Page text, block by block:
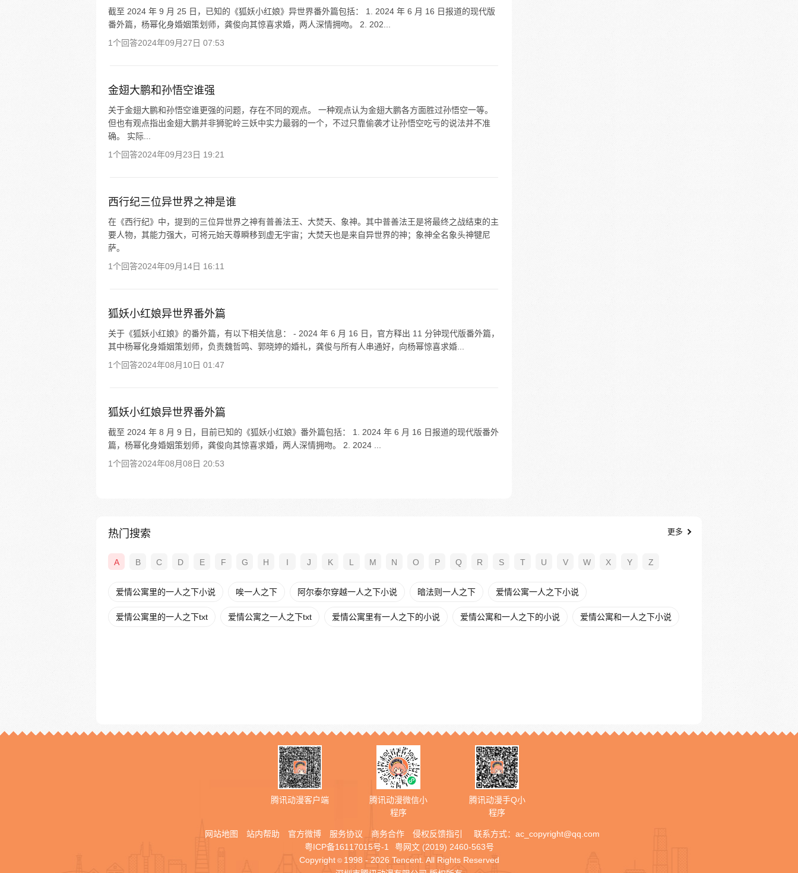
截至 2024 年 9 月 25 日，已知的《狐妖小红娘》异世界番外篇包括： 1. 2024 年 6 月 16 日报道的现代版
番外篇，杨幂化身婚姻策划师，龚俊向其惊喜求婚，两人深情拥吻。 2. 202...
1个回答2024年09月27日 07:53
金翅大鹏和孙悟空谁强
关于金翅大鹏和孙悟空谁更强的问题，存在不同的观点。 一种观点认为金翅大鹏各方面胜过孙悟空一等。
但也有观点指出金翅大鹏并非狮驼岭三妖中实力最弱的一个，不过只靠偷袭才让孙悟空吃亏的说法并不准
确。 实际...
1个回答2024年09月23日 19:21
西行纪三位异世界之神是谁
在《西行纪》中，提到的三位异世界之神有普善法王、大焚天、象神。其中普善法王是将最终之战结束的主
要人物，其能力强大，可将元始天尊瞬移到虚无宇宙；大焚天也是来自异世界的神；象神全名象头神犍尼
萨。
1个回答2024年09月14日 16:11
狐妖小红娘异世界番外篇
关于《狐妖小红娘》的番外篇，有以下相关信息： - 2024 年 6 月 16 日，官方释出 11 分钟现代版番外篇，
其中杨幂化身婚姻策划师，负责魏哲鸣、郭晓婷的婚礼，龚俊与所有人串通好，向杨幂惊喜求婚...
1个回答2024年08月10日 01:47
狐妖小红娘异世界番外篇
截至 2024 年 8 月 9 日，目前已知的《狐妖小红娘》番外篇包括： 1. 2024 年 6 月 16 日报道的现代版番外
篇，杨幂化身婚姻策划师，龚俊向其惊喜求婚，两人深情拥吻。 2. 2024 ...
1个回答2024年08月08日 20:53
热门搜索 更多
A B C D E F G H I J K L M N O P Q R S T U V W X Y Z
爱情公寓里的一人之下小说 唉一人之下 阿尔泰尔穿越一人之下小说 暗法则一人之下 爱情公寓一人之下小说
爱情公寓里的一人之下txt 爱情公寓之一人之下txt 爱情公寓里有一人之下的小说 爱情公寓和一人之下的小说 爱情公寓和一人之下小说
腾讯动漫客户端
腾讯动漫微信小
程序
腾讯动漫手Q小
程序
网站地图 站内帮助 官方微博 服务协议 商务合作 侵权反馈指引 联系方式： ac_copyright@qq.com
粤ICP备16117015号-1
粤网文 (2019) 2460-563号
Copyright © 1998 - 2026 Tencent. All Rights Reserved